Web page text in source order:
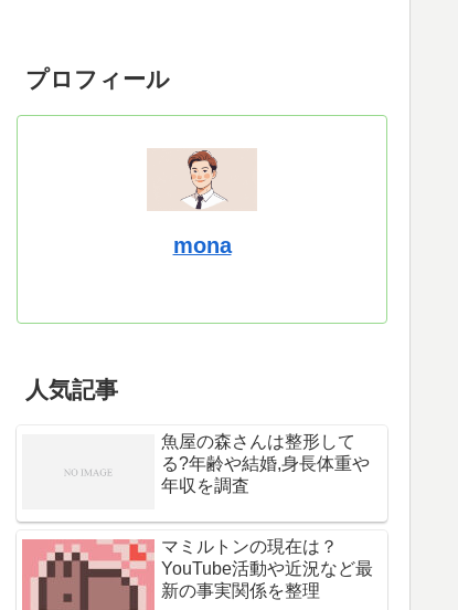
プロフィール
mona
人気記事
魚屋の森さんは整形して
る?年齢や結婚,身長体重や
年収を調査
マミルトンの現在は？
YouTube活動や近況など最
新の事実関係を整理